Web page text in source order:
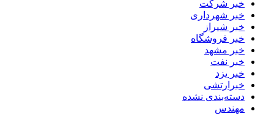
خبر شرکت
خبر شهرداری
خبر شیراز
خبر فروشگاه
خبر مشهد
خبر نفت
خبر یزد
خبرارتشی
دسته‌بندی نشده
مهندس